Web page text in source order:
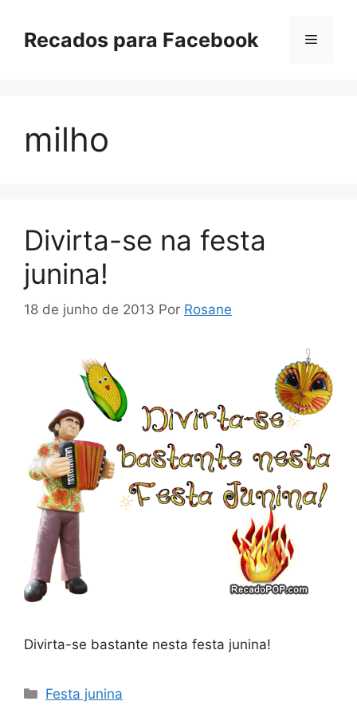
paraRecados para Facebook Menu
milho
Divirta-se na festa
junina!
18 de junho de 2013 Por Rosane
Divirta-se bastante nesta festa junina!
Categorias
Festa junina